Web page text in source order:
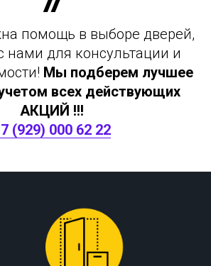
помощь в выборе дверей,
нами для консультации и
Мы подберем лучшее
всех действующих
АКЦИЙ !!!
(929) 000 62 22